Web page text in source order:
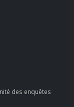
des enquêtes